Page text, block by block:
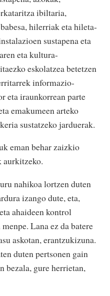
ibiltaria,
hilerriak eta hileta-
sustapena eta
eta kultura-
eskolatzea betetzen
informazio-
eta iraunkorrean parte
emakumeen arteko
sustatzeko jarduerak.
eman behar zaizkio
aurkitzeko.
nahikoa lortzen duten
izango dute, eta,
ahaideen kontrol
Lana ez da batere
askotan, erantzukizuna.
duten pertsonen gain
bezala, gure herrietan,